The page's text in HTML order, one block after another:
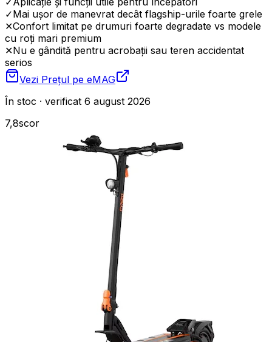
✓Mai ușor de manevrat decât flagship-urile foarte grele
✕Confort limitat pe drumuri foarte degradate vs modele
cu roți mari premium
✕Nu e gândită pentru acrobații sau teren accidentat
serios
Vezi Prețul pe eMAG
În stoc · verificat 6 august 2026
7,8scor